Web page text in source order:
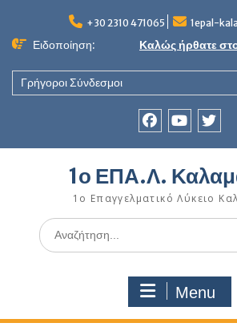
content
+30 2310 471065 1epal-
Ειδοποίηση: Καλώς ήρθατε
Γρήγοροι Σύνδεσμοι
1ο ΕΠΑ.Λ.
1ο Επαγγελματικό Λύκειο
Search
for:
Menu